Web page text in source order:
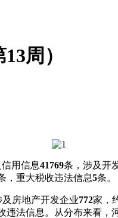
周）
用信息41769条，涉及开
，重大税收违法信息5条。
及房地产开发企业772家，
法信息。从分布来看，